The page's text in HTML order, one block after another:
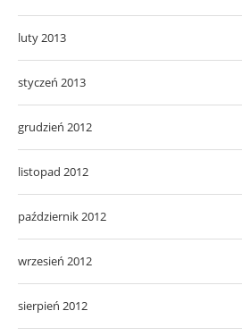
luty 2013
styczeń 2013
grudzień 2012
listopad 2012
październik 2012
wrzesień 2012
sierpień 2012